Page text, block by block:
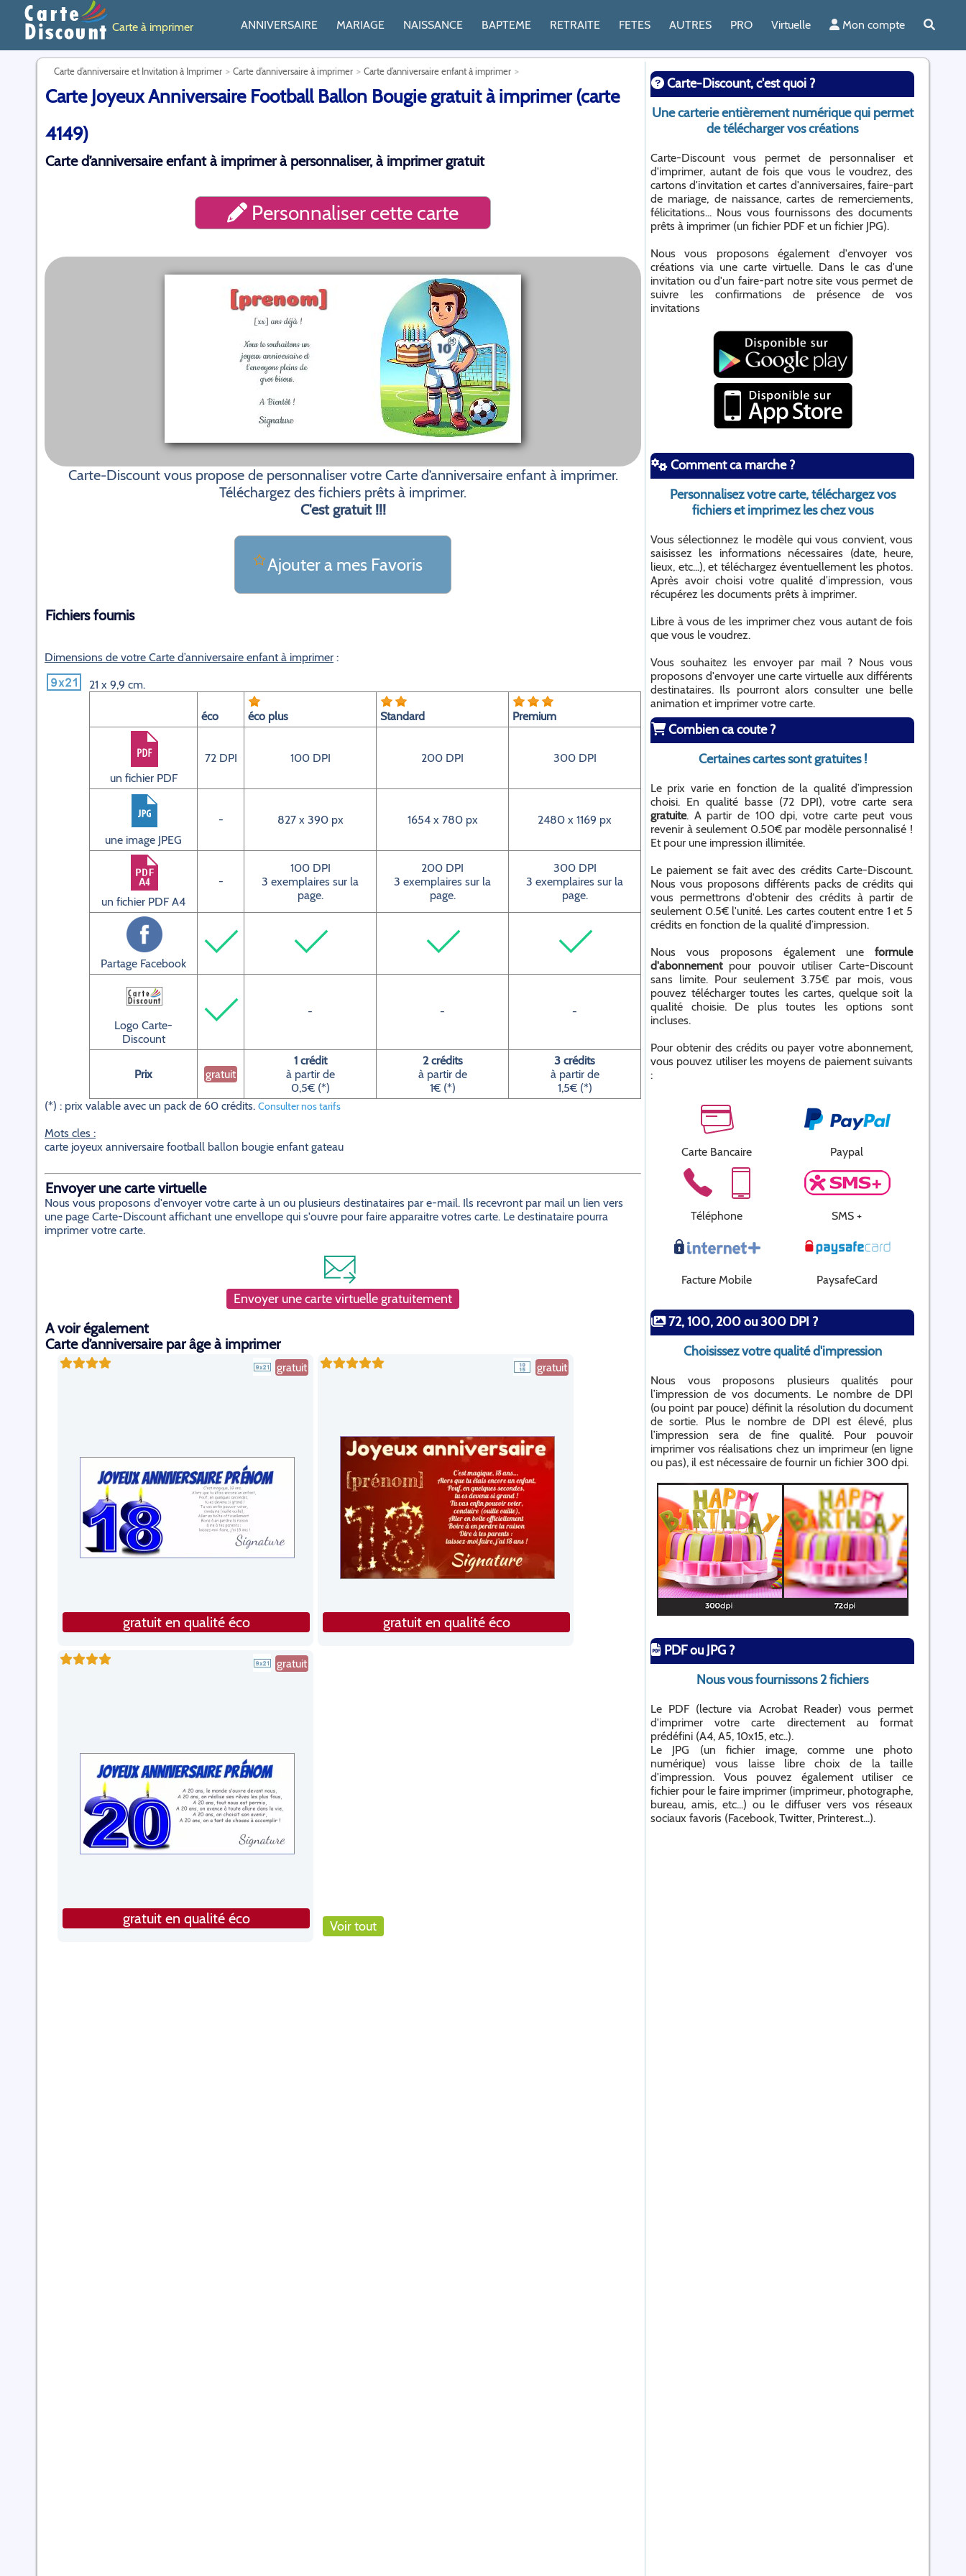
Carte à imprimer ANNIVERSAIRE MARIAGE NAISSANCE BAPTEME RETRAITE FETES AUTRES PRO Virtuelle Mon compte
Carte d’anniversaire et Invitation à Imprimer Carte d’anniversaire à imprimer Carte d’anniversaire enfant à imprimer
Carte Joyeux Anniversaire Football Ballon Bougie gratuit à imprimer (carte
4149)
Carte d’anniversaire enfant à imprimer à personnaliser, à imprimer gratuit
Personnaliser cette carte
Carte-Discount vous propose de personnaliser votre Carte d’anniversaire enfant à imprimer.
Téléchargez des fichiers prêts à imprimer.
C'est gratuit !!!
Ajouter a mes Favoris
Fichiers fournis
Dimensions de votre Carte d’anniversaire enfant à imprimer :
21 x 9,9 cm.
éco éco plus Standard Premium
un fichier PDF
72 DPI 100 DPI 200 DPI 300 DPI
une image JPEG
- 827 x 390 px 1654 x 780 px 2480 x 1169 px
un fichier PDF A4
-
100 DPI
3 exemplaires sur la
page.
200 DPI
3 exemplaires sur la
page.
300 DPI
3 exemplaires sur la
page.
Partage Facebook
Logo Carte-
Discount
- - -
Prix gratuit
1 crédit
à partir de
0,5€ (*)
2 crédits
à partir de
1€ (*)
3 crédits
à partir de
1,5€ (*)
(*) : prix valable avec un pack de 60 crédits. Consulter nos tarifs
Mots cles :
carte joyeux anniversaire football ballon bougie enfant gateau
Envoyer une carte virtuelle
Nous vous proposons d'envoyer votre carte à un ou plusieurs destinataires par e-mail. Ils recevront par mail un lien vers
une page Carte-Discount affichant une envellope qui s'ouvre pour faire apparaitre votres carte. Le destinataire pourra
imprimer votre carte.
Envoyer une carte virtuelle gratuitement
A voir également
Carte d’anniversaire par âge à imprimer
gratuit
gratuit en qualité éco
gratuit
gratuit en qualité éco
gratuit
gratuit en qualité éco Voir tout
Carte-Discount, c'est quoi ?
Une carterie entièrement numérique qui permet
de télécharger vos créations
Carte-Discount vous permet de personnaliser et
d'imprimer, autant de fois que vous le voudrez, des
cartons d'invitation et cartes d'anniversaires, faire-part
de mariage, de naissance, cartes de remerciements,
félicitations... Nous vous fournissons des documents
prêts à imprimer (un fichier PDF et un fichier JPG).
Nous vous proposons également d'envoyer vos
créations via une carte virtuelle. Dans le cas d'une
invitation ou d'un faire-part notre site vous permet de
suivre les confirmations de présence de vos
invitations
Comment ca marche ?
Personnalisez votre carte, téléchargez vos
fichiers et imprimez les chez vous
Vous sélectionnez le modèle qui vous convient, vous
saisissez les informations nécessaires (date, heure,
lieux, etc...), et téléchargez éventuellement les photos.
Après avoir choisi votre qualité d’impression, vous
récupérez les documents prêts à imprimer.
Libre à vous de les imprimer chez vous autant de fois
que vous le voudrez.
Vous souhaitez les envoyer par mail ? Nous vous
proposons d'envoyer une carte virtuelle aux différents
destinataires. Ils pourront alors consulter une belle
animation et imprimer votre carte.
Combien ca coute ?
Certaines cartes sont gratuites !
Le prix varie en fonction de la qualité d’impression
choisi. En qualité basse (72 DPI), votre carte sera
gratuite. A partir de 100 dpi, votre carte peut vous
revenir à seulement 0.50€ par modèle personnalisé !
Et pour une impression illimitée.
Le paiement se fait avec des crédits Carte-Discount.
Nous vous proposons différents packs de crédits qui
vous permettrons d'obtenir des crédits à partir de
seulement 0.5€ l'unité. Les cartes coutent entre 1 et 5
crédits en fonction de la qualité d’impression.
Nous vous proposons également une formule
d'abonnementpour pouvoir utiliser Carte-Discount
sans limite. Pour seulement 3.75€ par mois, vous
pouvez télécharger toutes les cartes, quelque soit la
qualité choisie. De plus toutes les options sont
incluses.
Pour obtenir des crédits ou payer votre abonnement,
vous pouvez utiliser les moyens de paiement suivants
:
Carte Bancaire Paypal
Téléphone SMS +
Facture Mobile PaysafeCard
72, 100, 200 ou 300 DPI ?
Choisissez votre qualité d'impression
Nous vous proposons plusieurs qualités pour
l’impression de vos documents. Le nombre de DPI
(ou point par pouce) définit la résolution du document
de sortie. Plus le nombre de DPI est élevé, plus
l’impression sera de fine qualité. Pour pouvoir
imprimer vos réalisations chez un imprimeur (en ligne
ou pas), il est nécessaire de fournir un fichier 300 dpi.
PDF ou JPG ?
Nous vous fournissons 2 fichiers
Le PDF (lecture via Acrobat Reader) vous permet
d'imprimer votre carte directement au format
prédéfini (A4, A5, 10x15, etc..).
Le JPG (un fichier image, comme une photo
numérique) vous laisse libre choix de la taille
d'impression. Vous pouvez également utiliser ce
fichier pour le faire imprimer (imprimeur, photographe,
bureau, amis, etc...) ou le diffuser vers vos réseaux
sociaux favoris (Facebook, Twitter, Printerest...).